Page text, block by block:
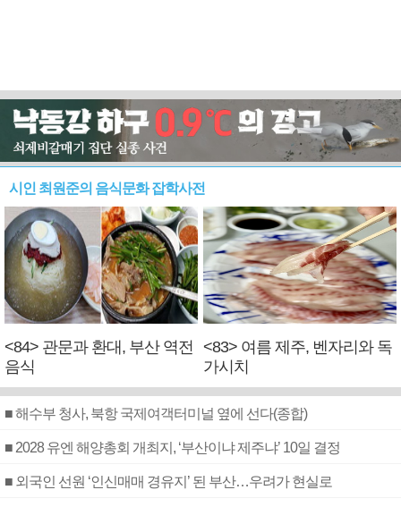
시인 최원준의 음식문화 잡학사전
<84> 관문과 환대, 부산 역전
음식
<83> 여름 제주, 벤자리와 독
가시치
■ 해수부 청사, 북항 국제여객터미널 옆에 선다(종합)
■ 2028 유엔 해양총회 개최지, ‘부산이냐 제주냐’ 10일 결정
■ 외국인 선원 ‘인신매매 경유지’ 된 부산…우려가 현실로